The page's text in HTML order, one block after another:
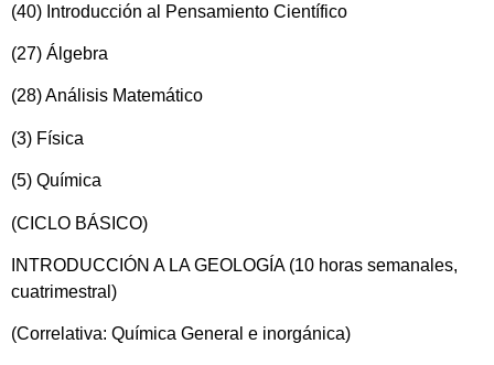
(40) Introducción al Pensamiento Científico
(27) Álgebra
(28) Análisis Matemático
(3) Física
(5) Química
(CICLO BÁSICO)
INTRODUCCIÓN A LA GEOLOGÍA (10 horas semanales,
cuatrimestral)
(Correlativa: Química General e inorgánica)